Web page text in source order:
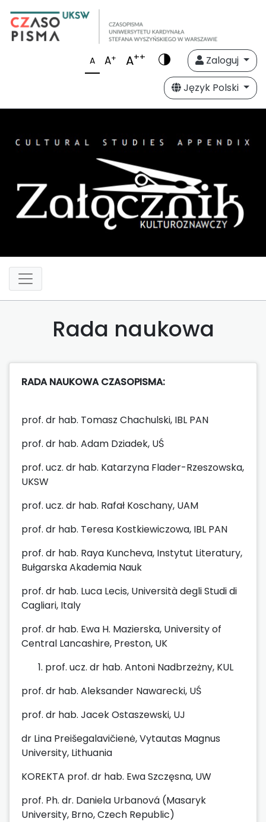
A A+ A++
Zaloguj
Język Polski
Rada naukowa
RADA NAUKOWA CZASOPISMA:
prof. dr hab. Tomasz Chachulski, IBL PAN
prof. dr hab. Adam Dziadek, UŚ
prof. ucz. dr hab. Katarzyna Flader-Rzeszowska,
UKSW
prof. ucz. dr hab. Rafał Koschany, UAM
prof. dr hab. Teresa Kostkiewiczowa, IBL PAN
prof. dr hab. Raya Kuncheva, Instytut Literatury,
Bułgarska Akademia Nauk
prof. dr hab. Luca Lecis, Università degli Studi di
Cagliari, Italy
prof. dr hab. Ewa H. Mazierska, University of
Central Lancashire, Preston, UK
prof. ucz. dr hab. Antoni Nadbrzeżny, KUL
prof. dr hab. Aleksander Nawarecki, UŚ
prof. dr hab. Jacek Ostaszewski, UJ
dr Lina Preišegalavičienė, Vytautas Magnus
University, Lithuania
KOREKTA prof. dr hab. Ewa Szczęsna, UW
prof. Ph. dr. Daniela Urbanová (Masaryk
University, Brno, Czech Republic)